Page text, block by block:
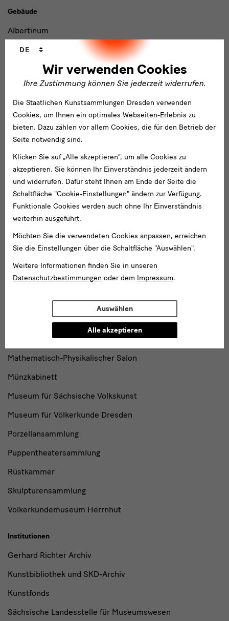
Wir verwenden Cookies
Ihre Zustimmung können Sie jederzeit widerrufen.
Sprachwechsler
DE
Die Staatlichen Kunstsammlungen Dresden verwenden
Cookies, um Ihnen ein optimales Webseiten-Erlebnis zu
bieten. Dazu zählen vor allem Cookies, die für den Betrieb der
Seite notwendig sind.
Klicken Sie auf „Alle akzeptieren“, um alle Cookies zu
akzeptieren. Sie können Ihr Einverständnis jederzeit ändern
und widerrufen. Dafür steht Ihnen am Ende der Seite die
Schaltfläche "Cookie-Einstellungen" ändern zur Verfügung.
Funktionale Cookies werden auch ohne Ihr Einverständnis
weiterhin ausgeführt.
Möchten Sie die verwendeten Cookies anpassen, erreichen
Sie die Einstellungen über die Schaltfläche "Auswählen".
Weitere Informationen finden Sie in unseren
Datenschutzbestimmungen oder dem Impressum.
Auswählen
Alle akzeptieren
Gebäude,
Museen
und
Institutionen
Gebäude
Albertinum
Blockhaus
Grassimuseum Leipzig
Jägerhof
Japanisches Palais
Lipsiusbau
Residenzschloss
Zwinger mit Semperbau
Museen
Archiv der Avantgarden — Egidio Marzona
Gemäldegalerie Alte Meister
GRASSI Museum für Völkerkunde Leipzig
Grünes Gewölbe
Kunstgewerbemuseum
Kupferstich-Kabinett
Mathematisch-Physikalischer Salon
Münzkabinett
Museum für Sächsische Volkskunst
Museum für Völkerkunde Dresden
Porzellansammlung
Puppentheatersammlung
Rüstkammer
Skulpturensammlung
Völkerkundemuseum Herrnhut
Institutionen
Gerhard Richter Archiv
Kunstbibliothek und SKD-Archiv
Kunstfonds
Sächsische Landesstelle für Museumswesen